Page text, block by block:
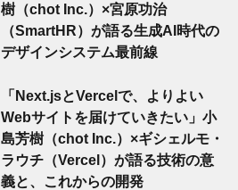
樹（chot Inc.）×宮原功治
（SmartHR）が語る生成AI時代の
デザインシステム最前線
「Next.jsとVercelで、よりよい
Webサイトを届けていきたい」小
島芳樹（chot Inc.）×ギシェルモ・
ラウチ（Vercel）が語る技術の意
義と、これからの開発